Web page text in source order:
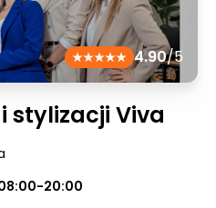
4.90/5
stylizacji Viva
20:00